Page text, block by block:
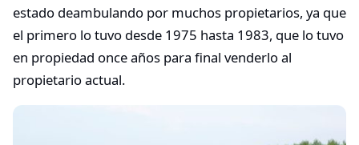
estado deambulando por muchos propietarios, ya que
el primero lo tuvo desde 1975 hasta 1983, que lo tuvo
en propiedad once años para final venderlo al
propietario actual.